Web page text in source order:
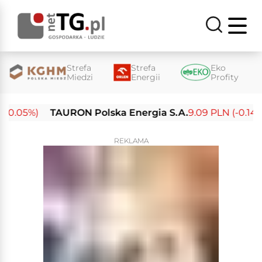
Strefa
Miedzi
Strefa
Energii
Eko
Profity
TAURON Polska Energia S.A.9.09 PLN (-0.14%)
REKLAMA